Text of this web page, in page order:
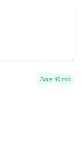
Sous 40 min